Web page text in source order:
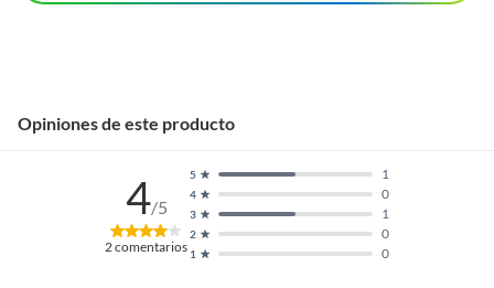
Opiniones de este producto
4/5
2comentarios 1 0
2 0
3 1
4 0
5 1